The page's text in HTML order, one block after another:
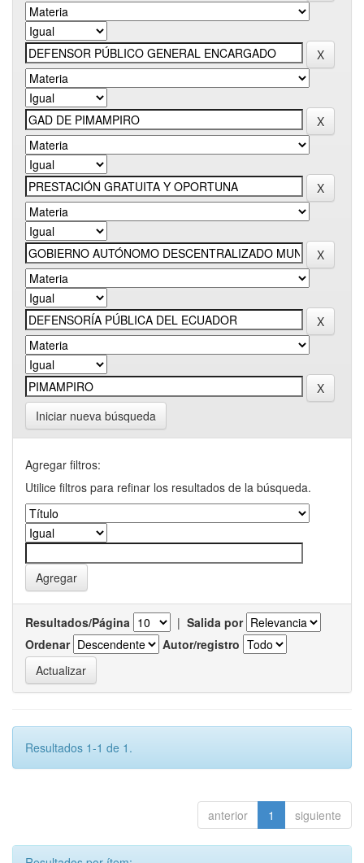
Iniciar nueva búsqueda
Agregar filtros:
Utilice filtros para refinar los resultados de la búsqueda.
Resultados/Página | Salida por
Ordenar
Autor/registro
Resultados 1-1 de 1.
anterior 1 siguiente